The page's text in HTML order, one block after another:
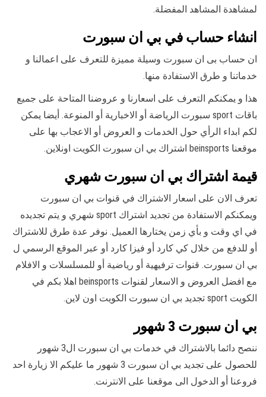
لمشاهدة المشاهد المفضلة.
انشاء حساب في بي ان سبورت
ان حساب بى ان سبورت وسيلة مميزة للتعرف على اعمالنا و
خدماتنا و طرق الاستفادة منها.
هذا و يمكنكم التعرف على اسعارنا و عروضنا المتاحة على جميع
باقات sport سبورت الرياضة أو الاخبارية أو المنوعة. أيضا يمكن
لكم ابداء الرأي حول الخدمات و العروض أو الاعجاب بها على
موقعنا beinsports اشتراك بي ان سبورت الكويت اونلاين.
قيمة اشتراك بي ان سبورت شهري
تعرف الان على اسعار الاشتراك في قنوات بي ان سبورت
ويمكنكم الاستفادة من تجديد اشتراك sport شهري و يتم تجديده
في اي وقت و بأي زمن يختارها العميل. نوفر عدة طرق للاشتراك
أو للدفع من خلال كي كارد أو فيزا كارد أو عبر الموقع الرسمي ل
بي ان سبورت. قنوات ترفيهية أو رياضية أو للمسلسلات و الافلام
مع افضل العروض و الاسعار لقنوات beinsports اهلا بكم في
الكويت sport تجديد بي ان سبورت الكويت اون لاين.
بي ان سبورت 3 شهور
ننصح دائما بالاشتراك في خدمات بي ان سبورت ال3 شهور
للحصول على تجديد بي ان سبورت 3 شهور ما عليكم الا زيارة احد
فروعنا أو الدخول الى موقعنا على الانترنت.